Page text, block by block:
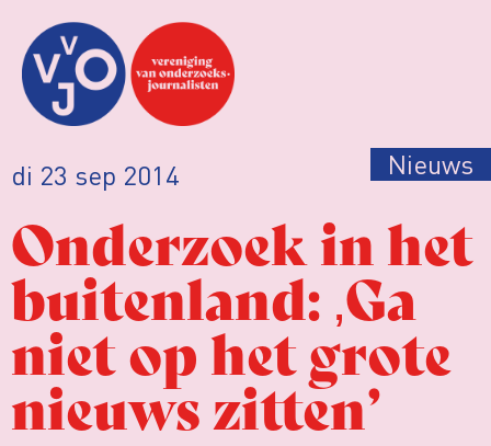
di 23 sep 2014 Nieuws
Onderzoek in het
buitenland: ‚Ga
niet op het grote
nieuws zitten’